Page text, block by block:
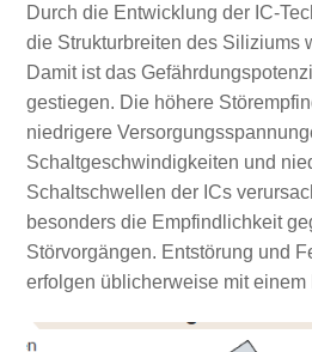
Durch die Entwicklung der IC-
die Strukturbreiten des Siliziums
Damit ist das
gestiegen. Die höhere
niedrigere
Schaltgeschwindigkeiten und
Schaltschwellen der ICs
besonders die Empfindlichkeit
Störvorgängen. Entstörung und
erfolgen üblicherweise mit einem